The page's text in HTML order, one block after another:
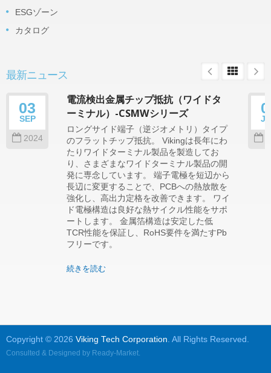
ESGゾーン
カタログ
最新ニュース
03
SEP
2024
電流検出金属チップ抵抗（ワイドタ
ーミナル）-CSMWシリーズ
ロングサイド端子（逆ジオメトリ）タイプ
のフラットチップ抵抗。 Vikingは長年にわ
たりワイドターミナル製品を製造してお
り、さまざまなワイドターミナル製品の開
発に専念しています。 端子電極を短辺から
長辺に変更することで、PCBへの熱放散を
強化し、高出力定格を改善できます。 ワイ
ド電極構造は良好な熱サイクル性能をサポ
ートします。 金属箔構造は安定した低
TCR性能を保証し、RoHS要件を満たすPb
フリーです。
続きを読む
Copyright © 2026 Viking Tech Corporation. All Rights Reserved.
Consulted & Designed by Ready-Market.